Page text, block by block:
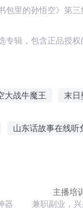
书包里的孙悟空》第三
辑，包含正品授
大战牛魔王 末日
山东话故事在线听
器
主播培
兼职副业，